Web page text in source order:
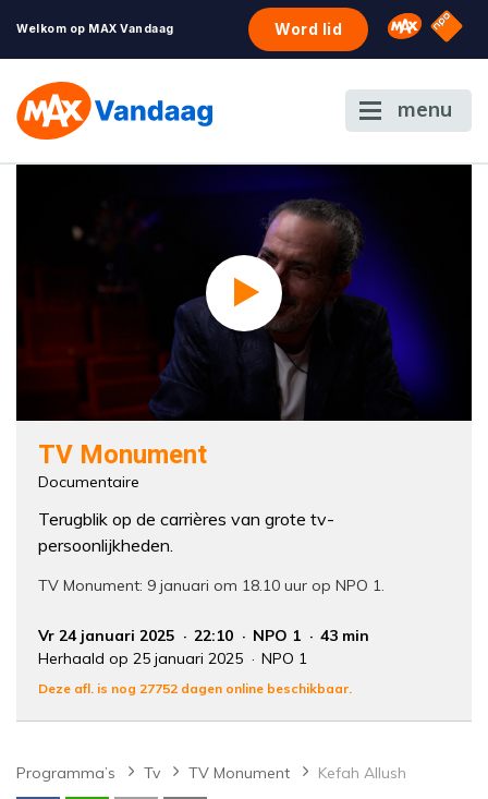
Welkom op MAX Vandaag Word lid Omroep
NPO
menu
TV Monument
Documentaire
Terugblik op de carrières van grote tv-
persoonlijkheden.
TV Monument: 9 januari om 18.10 uur op NPO 1.
Vr 24 januari 2025 22:10 NPO 1
43 min
Herhaald op 25 januari 2025
NPO 1
Deze afl. is nog 27752 dagen online beschikbaar.
Programma’s Tv TV Monument Kefah Allush